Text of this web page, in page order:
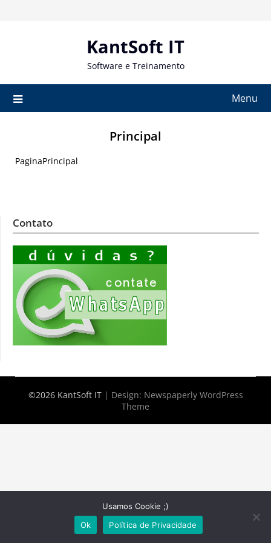
KantSoft IT
Software e Treinamento
Menu
Principal
PaginaPrincipal
Contato
©2026 KantSoft IT | Design: Newspaperly WordPress
Theme
Usamos Cookie ;)
Ok
Política de Privacidade